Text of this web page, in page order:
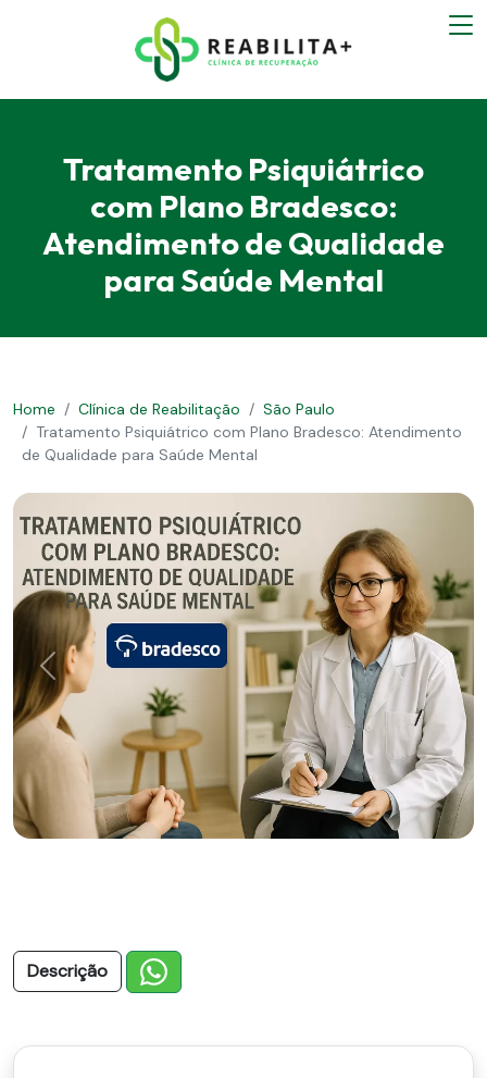
Tratamento Psiquiátrico
com Plano Bradesco:
Atendimento de Qualidade
para Saúde Mental
Home Clínica de Reabilitação
São Paulo
Tratamento Psiquiátrico com Plano Bradesco: Atendimento
de Qualidade para Saúde Mental
Previous Next
Descrição